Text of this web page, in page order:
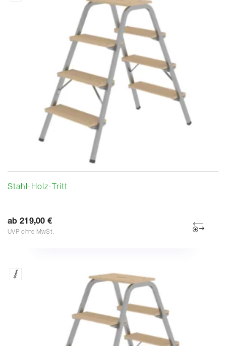
Stahl-Holz-Tritt
ab 219,00 €
UVP ohne MwSt.